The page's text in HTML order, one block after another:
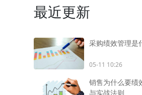
最近更新
采购绩效管理是
05-11 10:26
销售为什么要绩
与实战法则